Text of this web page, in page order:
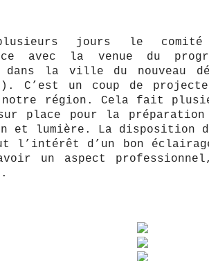
jours le
avec la venue du
dans la ville du nouveau
C’est un coup de
région. Cela fait
place pour la
et lumière. La disposition
l’intérêt d’un bon
un aspect